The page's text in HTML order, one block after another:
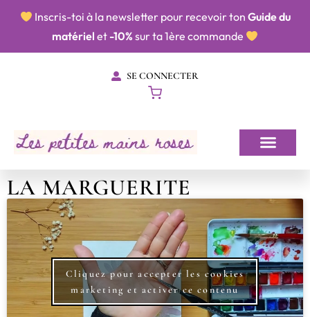
​​ Inscris-toi à la newsletter pour recevoir ton Guide du
matériel et -10% sur ta 1ère commande
SE CONNECTER
LA MARGUERITE
Cliquez pour accepter les cookies
marketing et activer ce contenu